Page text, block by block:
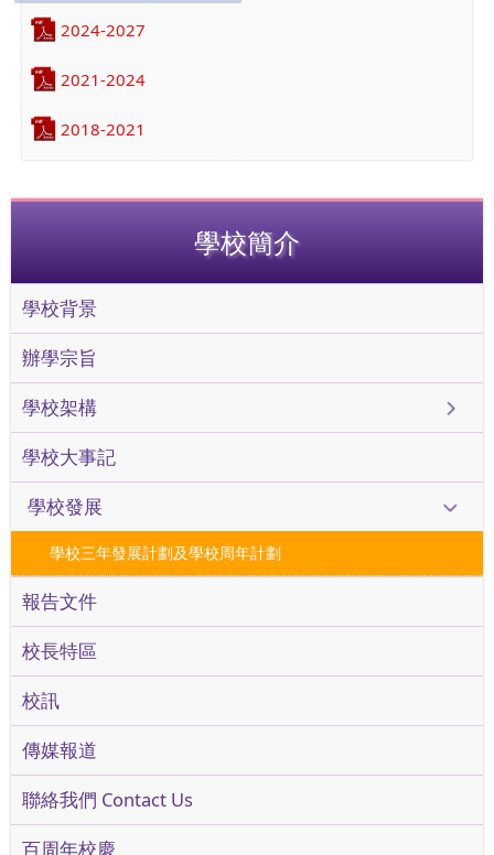
2024-2027
2021-2024
2018-2021
學校簡介
學校背景
辦學宗旨
學校架構
學校大事記
學校發展
學校三年發展計劃及學校周年計劃
報告文件
校長特區
校訊
傳媒報道
聯絡我們 Contact Us
百周年校慶